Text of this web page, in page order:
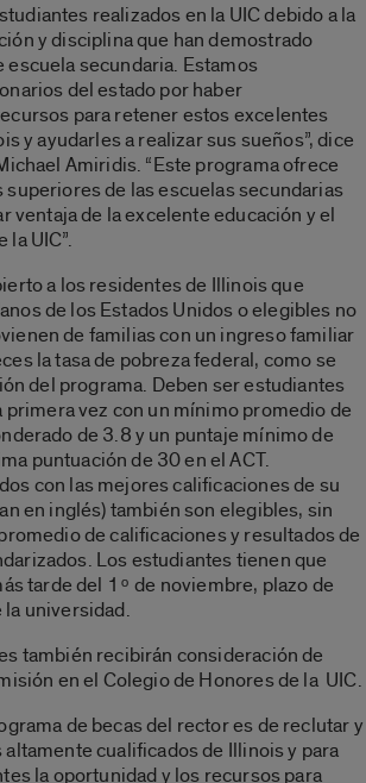
realizados en la UIC debido a la
y disciplina que han demostrado
escuela secundaria. Estamos
del estado por haber
para retener estos excelentes
y ayudarles a realizar sus sueños”, dice
Amiridis. “Este programa ofrece
superiores de las escuelas secundarias
ventaja de la excelente educación y el
UIC”.
a los residentes de Illinois que
de los Estados Unidos o elegibles no
de familias con un ingreso familiar
la tasa de pobreza federal, como se
del programa. Deben ser estudiantes
vez con un mínimo promedio de
de 3.8 y un puntaje mínimo de
puntuación de 30 en el ACT.
con las mejores calificaciones de su
en inglés) también son elegibles, sin
de calificaciones y resultados de
Los estudiantes tienen que
tarde del 1ᵒ de noviembre, plazo de
universidad.
también recibirán consideración de
en el Colegio de Honores de la UIC.
de becas del rector es de reclutar y
cualificados de Illinois y para
la oportunidad y los recursos para